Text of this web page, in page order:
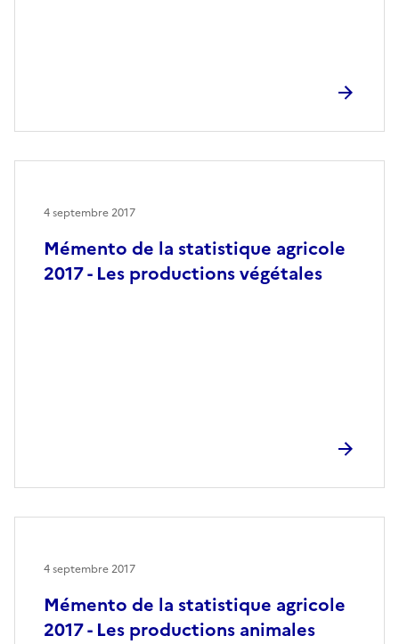
Mémento de la statistique agricole
2017 - Les productions végétales
4 septembre 2017
Mémento de la statistique agricole
2017 - Les productions animales
4 septembre 2017